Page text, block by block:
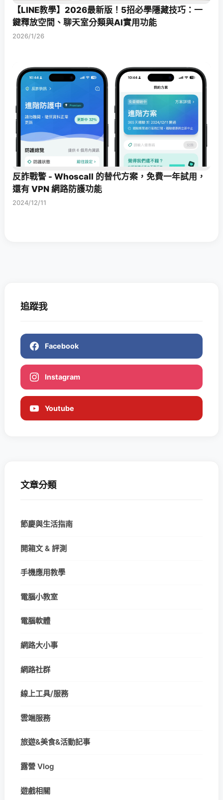
【LINE教學】2026最新版！5招必學隱藏技巧：一
鍵釋放空間、聊天室分類與AI實用功能
2026/1/26
反詐戰警 - Whoscall 的替代方案，免費一年試用，
還有 VPN 網路防護功能
2024/12/11
追蹤我
Facebook
Instagram
Youtube
文章分類
節慶與生活指南
開箱文 & 評測
手機應用教學
電腦小教室
電腦軟體
網路大小事
網路社群
線上工具/服務
雲端服務
旅遊&美食&活動記事
露營 Vlog
遊戲相關